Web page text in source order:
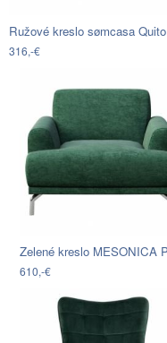
Ružové kreslo sømcasa Quito
316,-€
610,-€